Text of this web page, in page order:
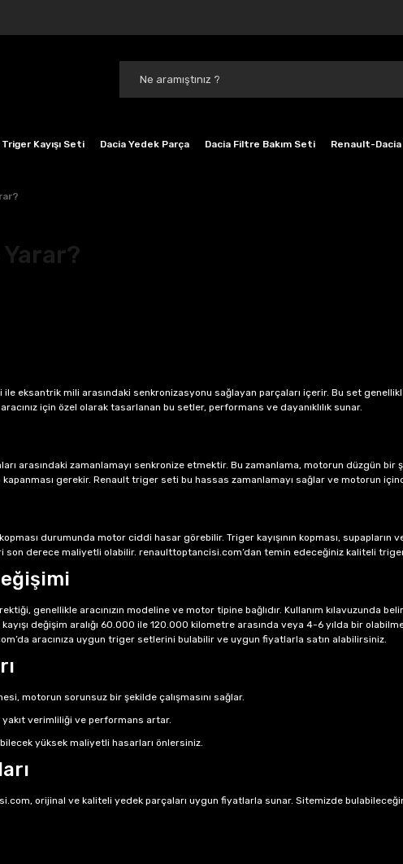
Kayışı Seti Dacia Yedek Parça Dacia Filtre Bakım Seti Renault-
eksantrik mili arasındaki senkronizasyonu sağlayan parçaları içerir. Bu set
için özel olarak tasarlanan bu setler, performans ve dayanıklılık sunar.
arasındaki zamanlamayı senkronize etmektir. Bu zamanlama, motorun düzgün bir
kapanması gerekir. Renault triger seti bu hassas zamanlamayı sağlar ve motorun
durumunda motor ciddi hasar görebilir. Triger kayışının kopması, supapların
son derece maliyetli olabilir. renaulttoptancisi.com’dan temin edeceğiniz kaliteli
genellikle aracınızın modeline ve motor tipine bağlıdır. Kullanım kılavuzunda
değişim aralığı 60.000 ile 120.000 kilometre arasında veya 4-6 yılda bir
aracınıza uygun triger setlerini bulabilir ve uygun fiyatlarla satın alabilirsiniz.
motorun sorunsuz bir şekilde çalışmasını sağlar.
verimliliği ve performans artar.
yüksek maliyetli hasarları önlersiniz.
orijinal ve kaliteli yedek parçaları uygun fiyatlarla sunar. Sitemizde